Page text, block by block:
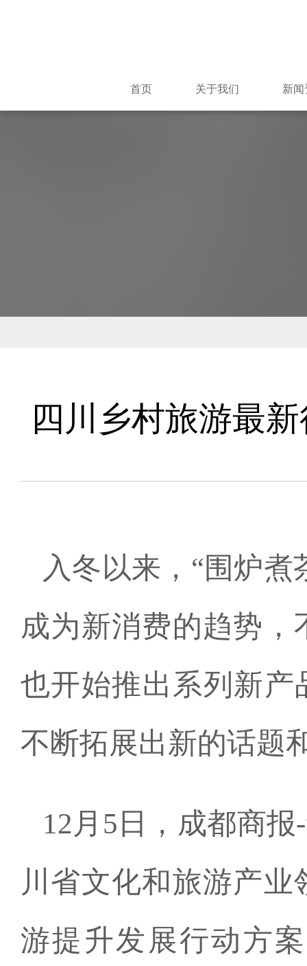
首页 关于我们 新闻
四川乡村旅游最
入冬以来，“围炉
成为新消费的趋势
也开始推出系列新产
不断拓展出新的话题
12月5日，成都商
川省文化和旅游产
游提升发展行动方